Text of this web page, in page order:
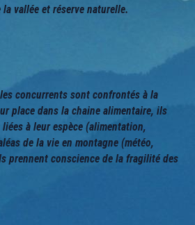
vallée et réserve naturelle.
concurrents sont confrontés à la
place dans la chaine alimentaire, ils
à leur espèce (alimentation,
de la vie en montagne (météo,
prennent conscience de la fragilité des